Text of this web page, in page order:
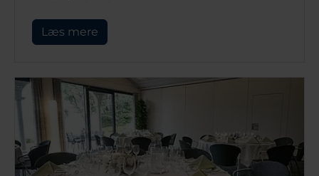
Læs mere